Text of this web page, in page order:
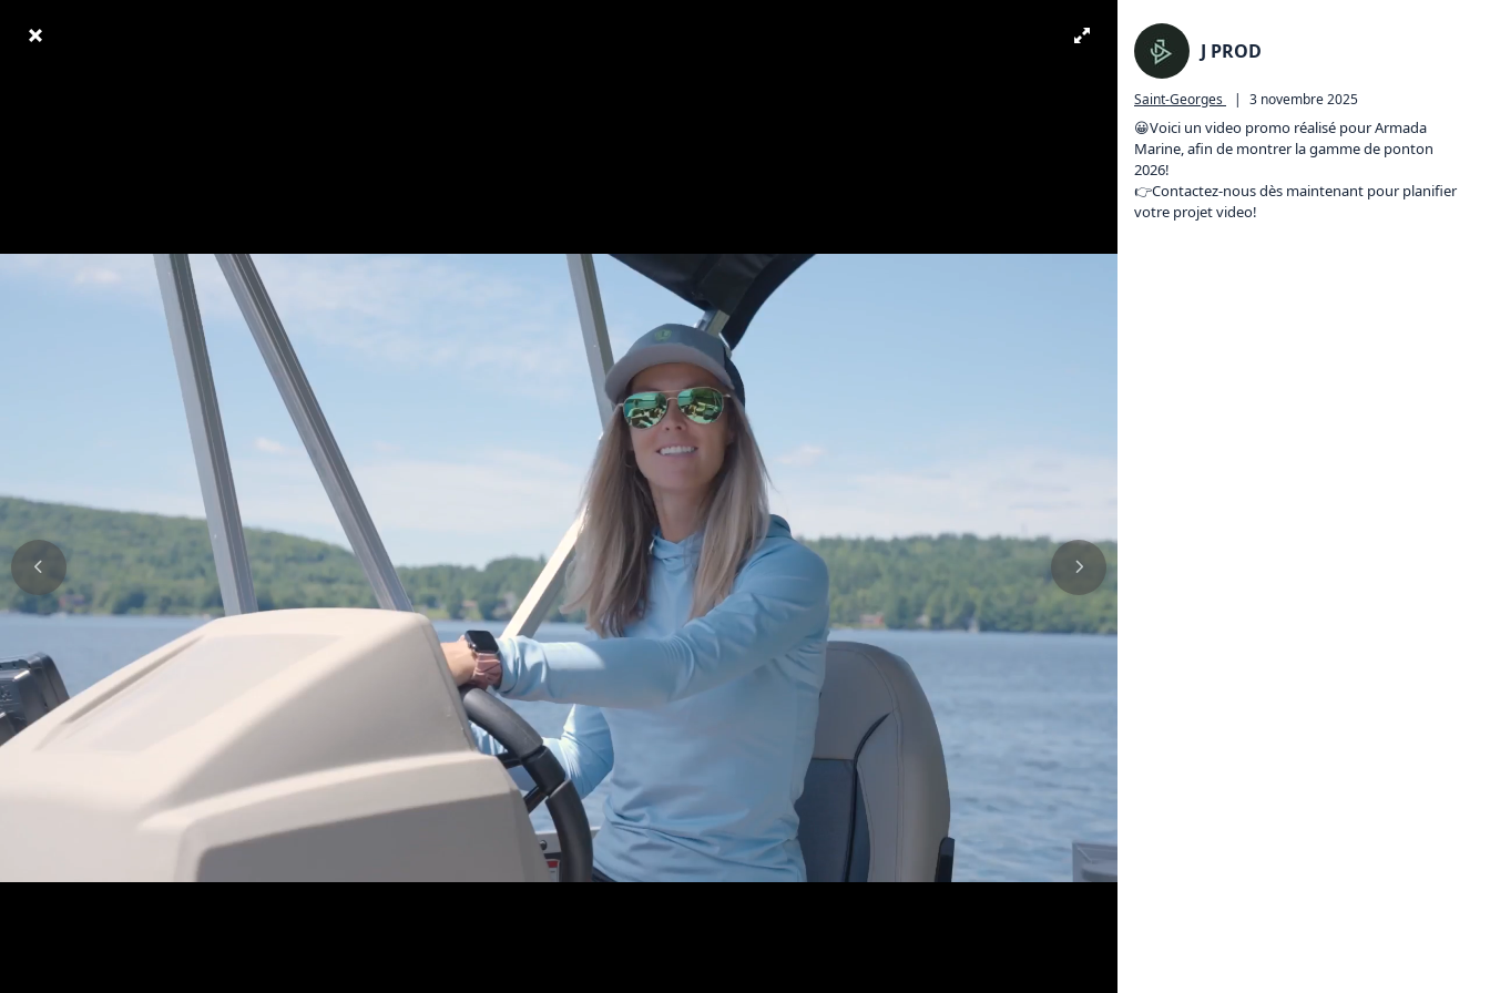
J PROD
Saint-Georges | 3 novembre 2025
😀Voici un video promo réalisé pour Armada
Marine, afin de montrer la gamme de ponton
2026!
👉️Contactez-nous dès maintenant pour planifier
votre projet video!